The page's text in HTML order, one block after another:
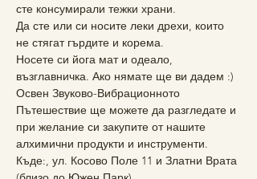
сте консумирали тежки храни.
Да сте или си носите леки дрехи, които
не стягат гърдите и корема.
Носете си йога мат и одеало,
възглавничка. Ако нямате ще ви дадем :)
Освен Звуково-Вибрационното
Пътешествие ще можете да разгледате и
при желание си закупите от нашите
алхимични продукти и инструменти.
Къде:, ул. Косово Поле 11 и Златни Врата